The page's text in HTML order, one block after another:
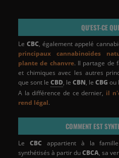
QU'EST-CE
LeCBC, également appelé
principaux cannabinoïdes
plante de chanvre. Il partage de
et chimiques avec les autres
que sont le CBD, le CBN, le CBG ou
A la différence de ce dernier, il
rend légal.
COMMENT EST
Le CBC appartient à la famille
synthétisés à partir duCBCA, sa